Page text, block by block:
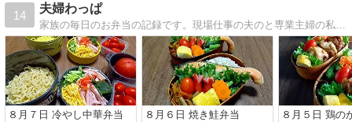
14
夫婦わっぱ
８月７日 冷やし中華弁当 ８月６日 焼き鮭弁当 ８月５日 鶏の